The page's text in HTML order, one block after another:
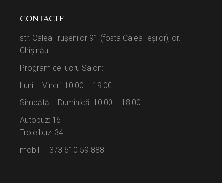
CONTACTE
str. Calea Trușenilor 91 (fosta Calea Ieșilor), or.
Chișinău
Program de lucru Salon:
Luni – Vineri: 10:00 – 19:00
Sîmbătă – Duminică: 10:00 – 18:00
Autobuz: 16
Troleibuz: 34
mobil : +373 610 59 888